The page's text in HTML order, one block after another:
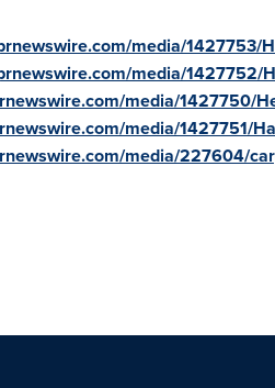
media/1427753/
media/1427752/
media/1427750/
media/1427751/
media/227604/